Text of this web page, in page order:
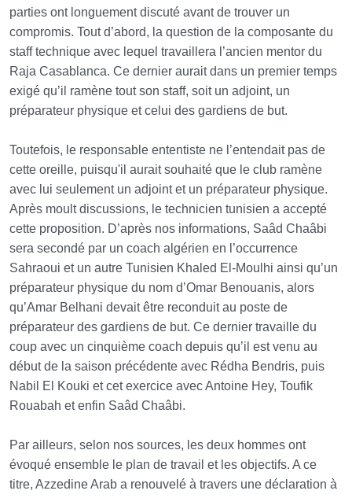
parties ont longuement discuté avant de trouver un
compromis. Tout d’abord, la question de la composante du
staff technique avec lequel travaillera l’ancien mentor du
Raja Casablanca. Ce dernier aurait dans un premier temps
exigé qu’il ramène tout son staff, soit un adjoint, un
préparateur physique et celui des gardiens de but.
Toutefois, le responsable ententiste ne l’entendait pas de
cette oreille, puisqu'il aurait souhaité que le club ramène
avec lui seulement un adjoint et un préparateur physique.
Après moult discussions, le technicien tunisien a accepté
cette proposition. D’après nos informations, Saâd Chaâbi
sera secondé par un coach algérien en l’occurrence
Sahraoui et un autre Tunisien Khaled El-Moulhi ainsi qu’un
préparateur physique du nom d’Omar Benouanis, alors
qu’Amar Belhani devait être reconduit au poste de
préparateur des gardiens de but. Ce dernier travaille du
coup avec un cinquième coach depuis qu’il est venu au
début de la saison précédente avec Rédha Bendris, puis
Nabil El Kouki et cet exercice avec Antoine Hey, Toufik
Rouabah et enfin Saâd Chaâbi.
Par ailleurs, selon nos sources, les deux hommes ont
évoqué ensemble le plan de travail et les objectifs. A ce
titre, Azzedine Arab a renouvelé à travers une déclaration à